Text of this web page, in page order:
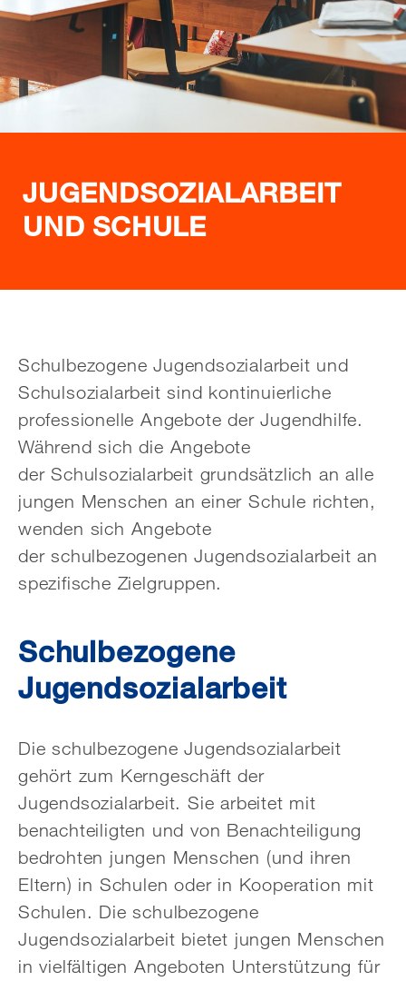
JUGENDSOZIALARBEIT
UND SCHULE
Schulbezogene Jugendsozialarbeit und
Schulsozialarbeit sind kontinuierliche
professionelle Angebote der Jugendhilfe.
Während sich die Angebote
der Schulsozialarbeit grundsätzlich an alle
jungen Menschen an einer Schule richten,
wenden sich Angebote
der schulbezogenen Jugendsozialarbeit an
spezifische Zielgruppen.
Schulbezogene
Jugendsozialarbeit
Die schulbezogene Jugendsozialarbeit
gehört zum Kerngeschäft der
Jugendsozialarbeit. Sie arbeitet mit
benachteiligten und von Benachteiligung
bedrohten jungen Menschen (und ihren
Eltern) in Schulen oder in Kooperation mit
Schulen. Die schulbezogene
Jugendsozialarbeit bietet jungen Menschen
in vielfältigen Angeboten Unterstützung für